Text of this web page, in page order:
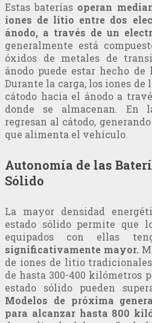
Estas baterías operan
iones de litio entre dos
ánodo, a través de un
generalmente está
óxidos de metales de
ánodo puede estar hecho
Durante la carga, los iones de
cátodo hacia el ánodo a
donde se almacenan. En
regresan al cátodo,
que alimenta el vehículo.
Autonomía de las
Sólido
La mayor densidad
estado sólido permite que
equipados con ellas
significativamente mayor.
de iones de litio
de hasta 300-400 kilómetros
estado sólido pueden
Modelos de próxima
para alcanzar hasta 800